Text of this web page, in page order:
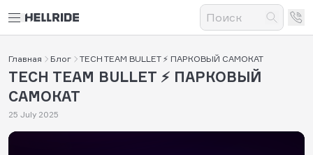
Главная Блог TECH TEAM BULLET ⚡ ПАРКОВЫЙ САМОКАТ
TECH TEAM BULLET ⚡ ПАРКОВЫЙ
САМОКАТ
25 July 2025